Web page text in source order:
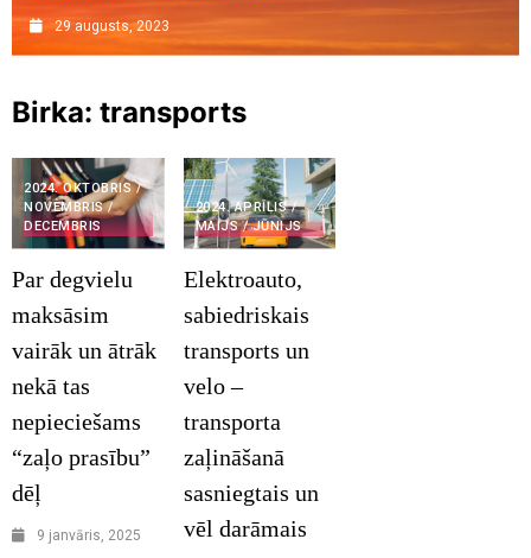
29 augusts, 2023
Birka: transports
2024. OKTOBRIS /
NOVEMBRIS /
DECEMBRIS
Par degvielu
maksāsim
vairāk un ātrāk
nekā tas
nepieciešams
“zaļo prasību”
dēļ
9 janvāris, 2025
2024. APRĪLIS /
MAIJS / JŪNIJS
Elektroauto,
sabiedriskais
transports un
velo –
transporta
zaļināšanā
sasniegtais un
vēl darāmais